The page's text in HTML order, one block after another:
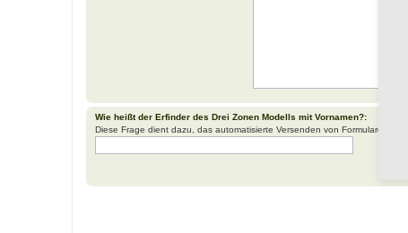
Wie heißt der Erfinder des Drei Zonen Modells mit Vornamen?:
Diese Frage dient dazu, das automatisierte Versenden von Formularen